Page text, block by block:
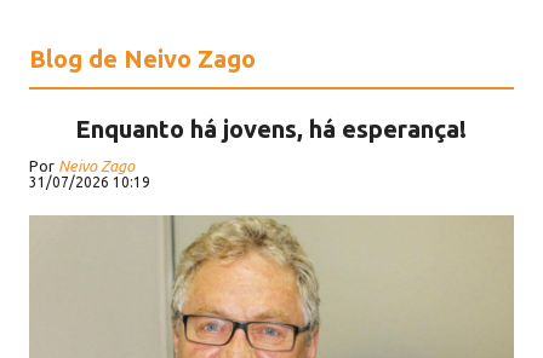
Blog de Neivo Zago
Enquanto há jovens, há esperança!
Por Neivo Zago
31/07/2026 10:19